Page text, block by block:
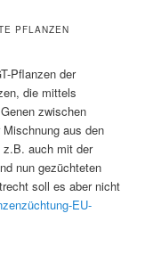
PFLANZEN
Pflanzen der
die mittels
zwischen
aus den
z.B. auch mit der
nun gezüchteten
soll es aber nicht
EU-